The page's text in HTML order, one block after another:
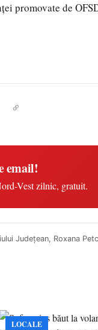
promovate de
email!
Vest zilnic, gratuit.
Județean, Roxana
LOCALE